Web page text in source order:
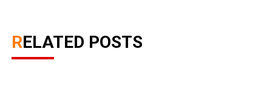
RELATED POSTS